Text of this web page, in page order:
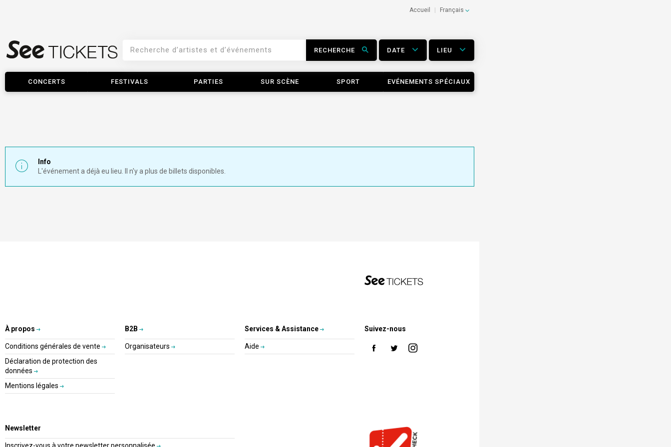
Accueil Français
RECHERCHE DATE LIEU
CONCERTS FESTIVALS PARTIES SUR SCÈNE SPORT EVÉNEMENTS SPÉCIAUX
Info
L'événement a déjà eu lieu. Il n'y a plus de billets disponibles.
À propos
Conditions générales de vente
Déclaration de protection des
données
Mentions légales
B2B
Organisateurs
Services & Assistance
Aide
Suivez-nous
Newsletter